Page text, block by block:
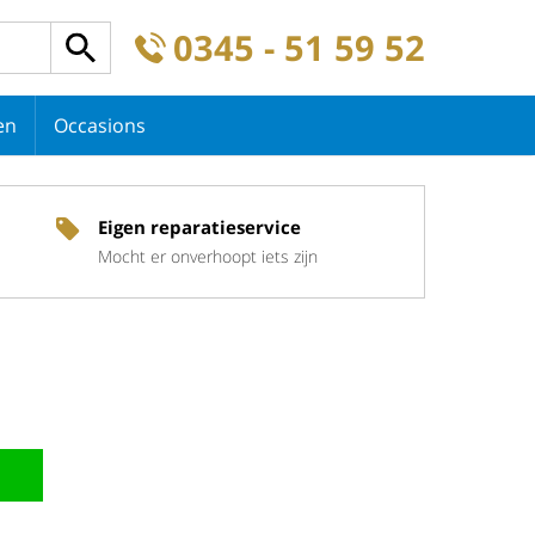
0345 - 51 59 52
Occasions
Eigen reparatieservice
Mocht er onverhoopt iets zijn